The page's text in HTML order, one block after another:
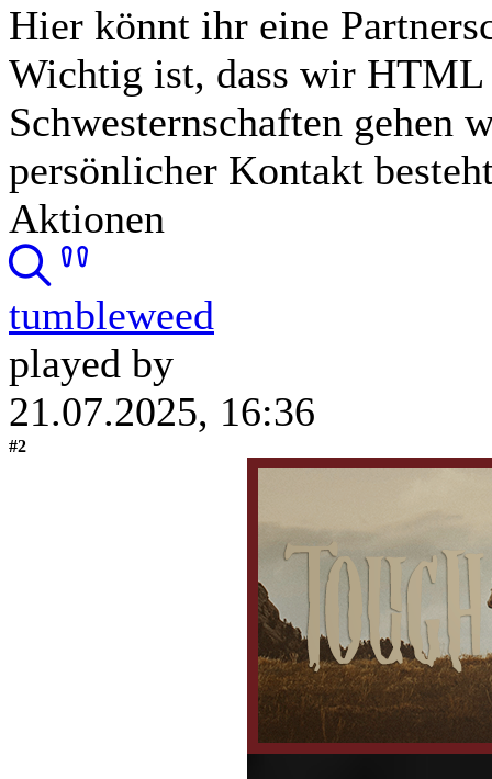
Hier könnt ihr eine
Wichtig ist, dass wir HTML
Schwesternschaften gehen
persönlicher Kontakt
Aktionen
tumbleweed
played by
21.07.2025, 16:36
#2